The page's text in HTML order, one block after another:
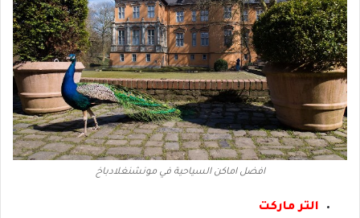
افضل اماكن السياحية في مونشنغلادباخ
التر ماركت